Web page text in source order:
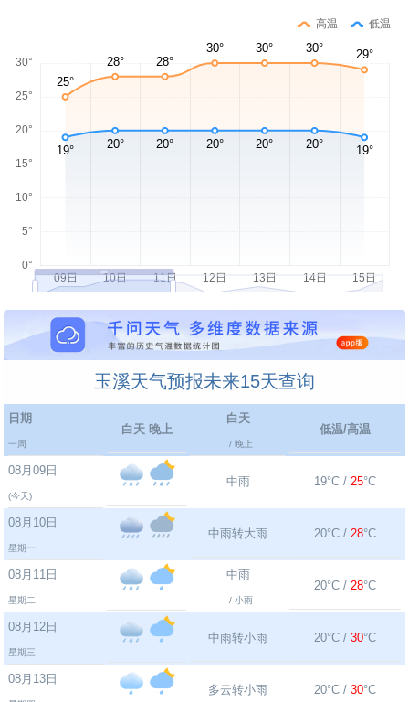
高温 低温
玉溪天气预报未来15天查询
日期
一周
白天 晚上
白天
/ 晚上
低温/高温
08月09日
(今天)
中雨 19°C / 25°C
08月10日
星期一
中雨转大雨 20°C / 28°C
08月11日
星期二
中雨
/ 小雨
20°C / 28°C
08月12日
星期三
中雨转小雨 20°C / 30°C
08月13日
多云转小雨 20°C / 30°C